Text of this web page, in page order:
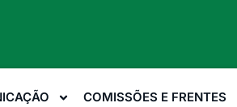
COMISSÕES E FRENTES